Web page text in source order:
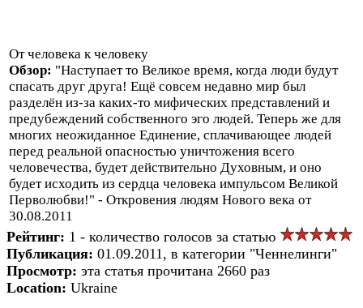
От человека к человеку
Обзор: "Наступает то Великое время, когда люди будут
спасать друг друга! Ещё совсем недавно мир был
разделён из-за каких-то мифических представлений и
предубеждений собственного эго людей. Теперь же для
многих неожиданное Единение, сплачивающее людей
перед реальной опасностью уничтожения всего
человечества, будет действительно Духовным, и оно
будет исходить из сердца человека импульсом Великой
Перволюбви!" - Откровения людям Нового века от
30.08.2011
Рейтинг: 1 - количество голосов за статью
Публикация: 01.09.2011, в категории "Ченнелинги"
Просмотр: эта статья прочитана 2660 раз
Location: Ukraine